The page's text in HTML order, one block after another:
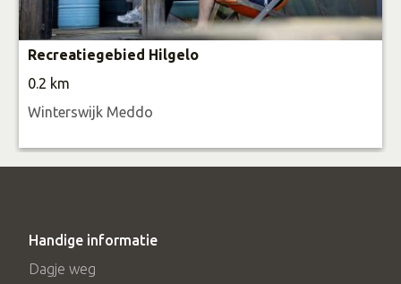
Recreatiegebied Hilgelo
0.2 km
Winterswijk Meddo
Handige informatie
Dagje weg